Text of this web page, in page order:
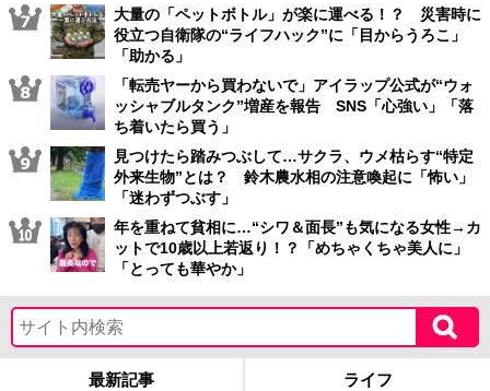
大量の「ペットボトル」が楽に運べる！？ 災害時に
役立つ自衛隊の“ライフハック”に「目からうろこ」
「助かる」
「転売ヤーから買わないで」アイラップ公式が“ウォ
ッシャブルタンク”増産を報告 SNS「心強い」「落
ち着いたら買う」
見つけたら踏みつぶして…サクラ、ウメ枯らす“特定
外来生物”とは？ 鈴木農水相の注意喚起に「怖い」
「迷わずつぶす」
年を重ねて貧相に…“シワ＆面長”も気になる女性→カ
ットで10歳以上若返り！？「めちゃくちゃ美人に」
「とっても華やか」
最新記事 ライフ